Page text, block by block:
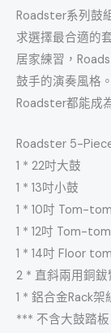
Roadster系列鼓
求選擇最合適的
居家練習，
鼓手的演奏風格
Roadster都能成
Roadster 5-
1 * 22吋大鼓
1 * 13吋小鼓
1 * 10吋 Tom-tom
1 * 12吋 Tom-tom
1 * 14吋 Floor tom
2 * 直斜兩用銅鈸
1 * 鋁合金Rack架
*** 不含大鼓踏